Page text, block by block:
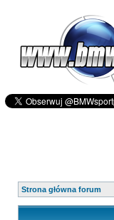
Strona główna forum